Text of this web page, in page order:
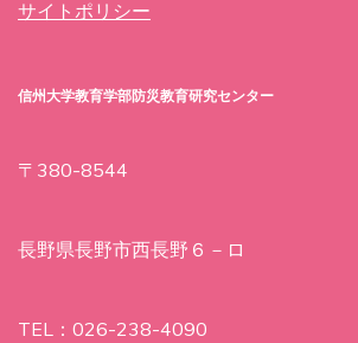
サイトポリシー
信州大学教育学部防災教育研究センター
〒380-8544
長野県長野市西長野６－ロ
TEL：026-238-4090